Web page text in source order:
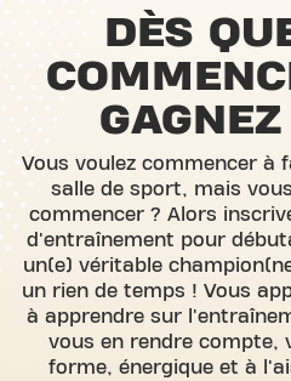
DÈS
Vous voulez commencer à
salle de sport, mais
commencer ? Alors
d'entraînement pour
un(e) véritable
un rien de temps ! Vous
à apprendre sur
vous en rendre compte,
forme, énergique et à